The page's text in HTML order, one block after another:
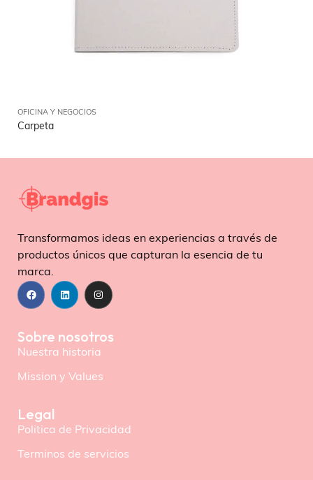
OFICINA Y NEGOCIOS
Carpeta
Transformamos ideas en experiencias a través de
productos únicos que capturan la esencia de tu
marca.
Sobre nosotros
Nuestra historia
Mission y Values
Legal
Politica de Privacidad
Terminos de servicios